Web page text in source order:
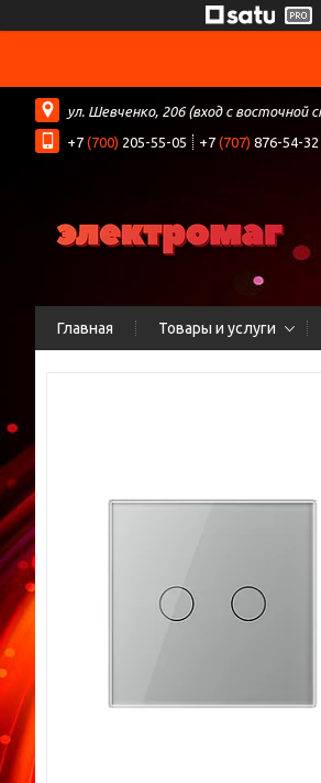
ул. Шевченко, 206 (вход с
+7 (700) 205-55-05 +7 (707) 876-54-32
Главная Товары и услуги